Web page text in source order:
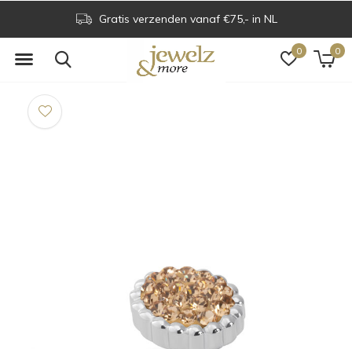
0 0
Gratis verzenden vanaf €75,- in NL